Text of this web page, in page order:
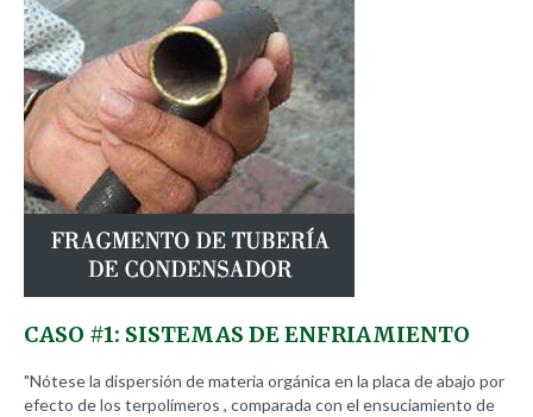
CASO #1: SISTEMAS DEENFRIAMIENTO
"Nótese la dispersión de materia orgánica en la placa de abajo por
efecto de los terpolímeros , comparada con el ensuciamiento de